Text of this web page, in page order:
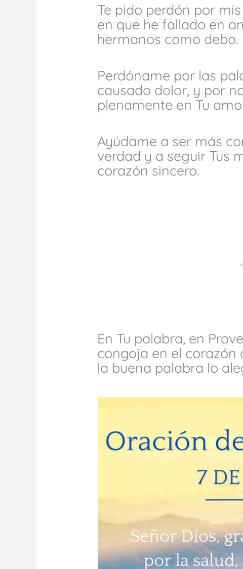
Te pido perdón por
en que he fallado en
hermanos como debo.
Perdóname por las
causado dolor, y por
plenamente en Tu
Ayúdame a ser más
verdad y a seguir Tus
corazón sincero.
En Tu palabra, en
congoja en el corazón
la buena palabra lo